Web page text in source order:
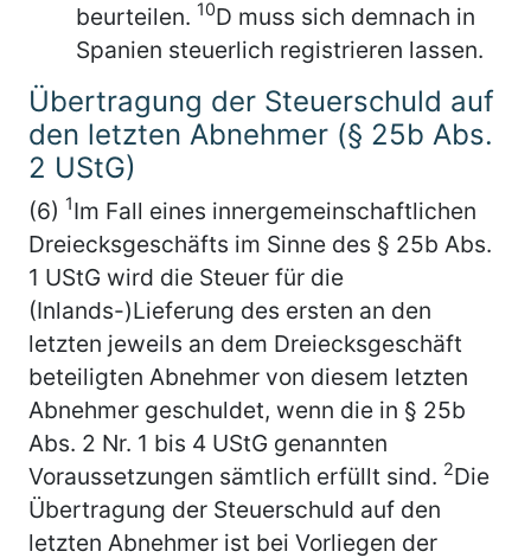
beurteilen. 10D muss sich demnach in
Spanien steuerlich registrieren lassen.
Übertragung der Steuerschuld auf
den letzten Abnehmer (§ 25b Abs.
2 UStG)
(6) 1Im Fall eines innergemeinschaftlichen
Dreiecksgeschäfts im Sinne des § 25b Abs.
1 UStG wird die Steuer für die
(Inlands-)Lieferung des ersten an den
letzten jeweils an dem Dreiecksgeschäft
beteiligten Abnehmer von diesem letzten
Abnehmer geschuldet, wenn die in § 25b
Abs. 2 Nr. 1 bis 4 UStG genannten
Voraussetzungen sämtlich erfüllt sind. 2Die
Übertragung der Steuerschuld auf den
letzten Abnehmer ist bei Vorliegen der